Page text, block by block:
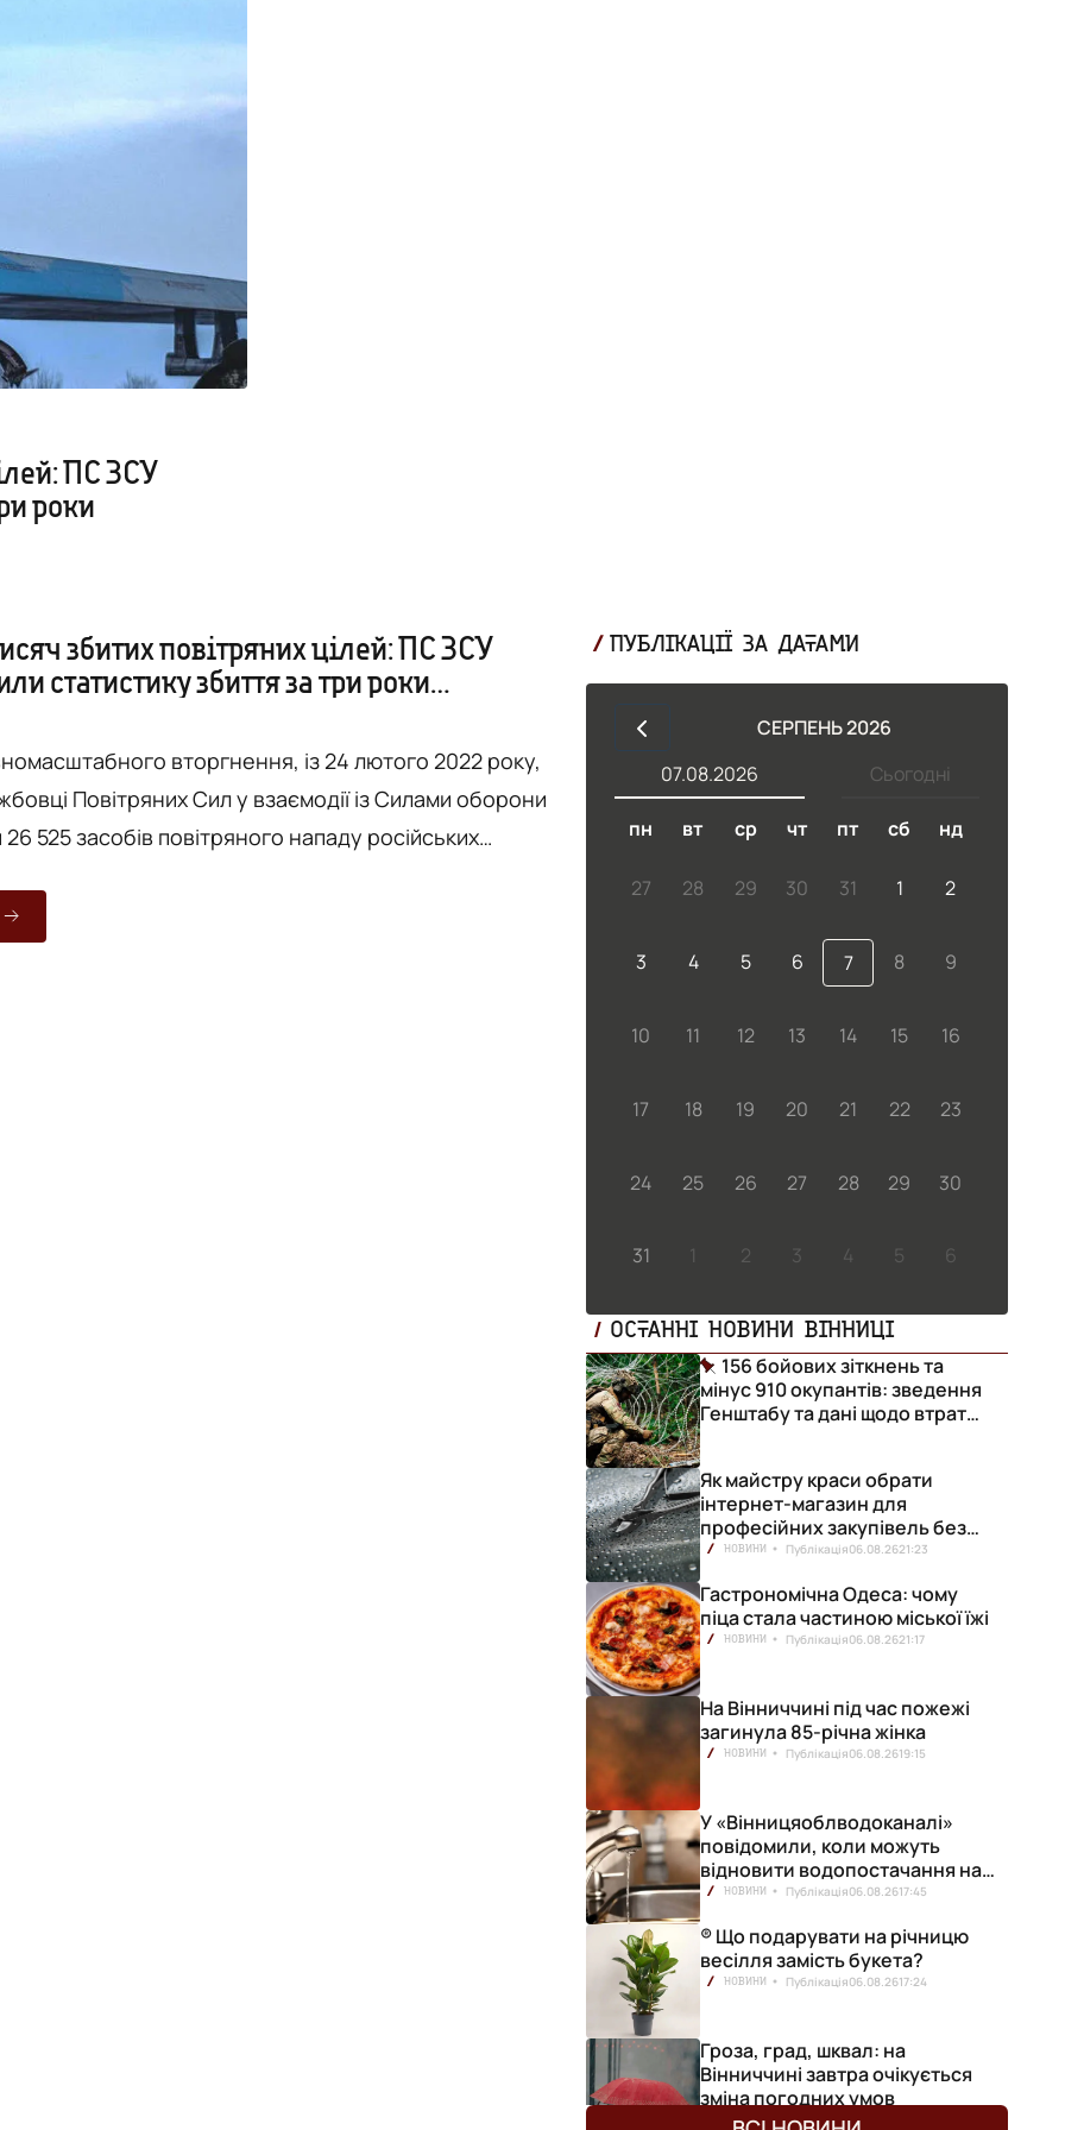
ПС ЗСУ
роки
збитих повітряних цілей: ПС ЗСУ
статистику збиття за три роки
вторгнення, із 24 лютого 2022 року,
Повітряних Сил у взаємодії із Силами оборони
525 засобів повітряного нападу російських
– вертольотів; - 40 аеробалістичних ракет Х-47М2
балістичних ракет «Іскандер-М»/KN-23; - 550
ПУБЛІКАЦІЇ ЗА ДАТАМИ
СЕРПЕНЬ 2026
Сьогодні
07.08.2026
пн вт ср чт пт сб нд
27 28 29 30 31 1 2
3 4 5 6 7 8 9
10 11 12 13 14 15 16
17 18 19 20 21 22 23
24 25 26 27 28 29 30
31 1 2 3 4 5 6
ОСТАННІ НОВИНИ ВІННИЦІ
156 бойових зіткнень та
мінус 910 окупантів: зведення
Генштабу та дані щодо втрат
Як майстру краси обрати
інтернет-магазин для
професійних закупівель без
ризику переплат
НОВИНИ Публікація06.08.2621:23
Гастрономічна Одеса: чому
піца стала частиною міської їжі
НОВИНИ Публікація06.08.2621:17
На Вінниччині під час пожежі
загинула 85-річна жінка
НОВИНИ Публікація06.08.2619:15
У «Вінницяоблводоканалі»
повідомили, коли можуть
відновити водопостачання на
лівобережжі міста
НОВИНИ Публікація06.08.2617:45
® Що подарувати на річницю
весілля замість букета?
НОВИНИ Публікація06.08.2617:24
Гроза, град, шквал: на
Вінниччині завтра очікується
зміна погодних умов
НОВИНИ Публікація06.08.26